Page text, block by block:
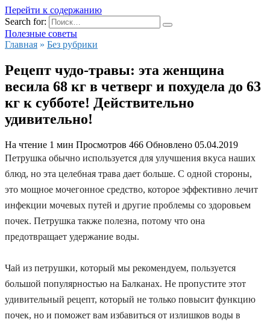
Перейти к содержанию
Search for:
Полезные советы
Главная » Без рубрики
Рецепт чудо-травы: эта женщина
весила 68 кг в четверг и похудела до 63
кг к субботе! Действительно
удивительно!
На чтение 1 мин Просмотров 466 Обновлено 05.04.2019
Петрушка обычно используется для улучшения вкуса наших
блюд, но эта целебная трава дает больше. С одной стороны,
это мощное мочегонное средство, которое эффективно лечит
инфекции мочевых путей и другие проблемы со здоровьем
почек. Петрушка также полезна, потому что она
предотвращает удержание воды.
Чай из петрушки, который мы рекомендуем, пользуется
большой популярностью на Балканах. Не пропустите этот
удивительный рецепт, который не только повысит функцию
почек, но и поможет вам избавиться от излишков воды в